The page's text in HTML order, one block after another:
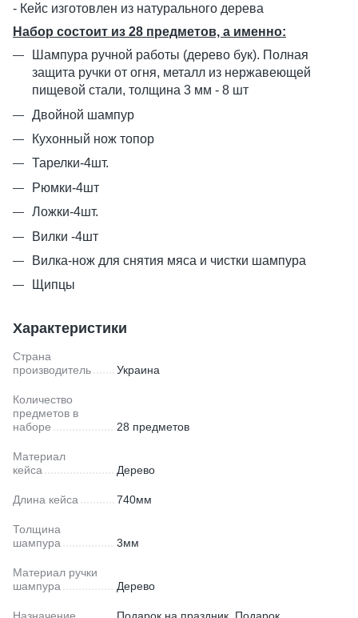
- Кейс изготовлен из натурального дерева
Набор состоит из 28 предметов, а именно:
Шампура ручной работы (дерево бук). Полная
защита ручки от огня, металл из нержавеющей
пищевой стали, толщина 3 мм - 8 шт
Двойной шампур
Кухонный нож топор
Тарелки-4шт.
Рюмки-4шт
Ложки-4шт.
Вилки -4шт
Вилка-нож для снятия мяса и чистки шампура
Щипцы
Характеристики
Страна
производитель
Украина
Количество
предметов в
наборе
28 предметов
Материал
кейса
Дерево
Длина кейса 740мм
Толщина
шампура
3мм
Материал ручки
шампура
Дерево